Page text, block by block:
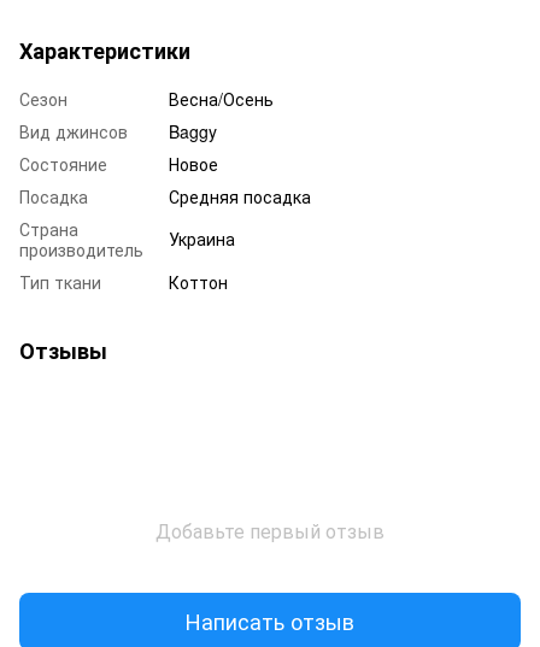
Характеристики
Сезон
Весна/Осень
Вид джинсов
Baggy
Состояние
Новое
Посадка
Средняя посадка
Страна
производитель
Украина
Тип ткани
Коттон
Отзывы
Добавьте первый отзыв
Написать отзыв